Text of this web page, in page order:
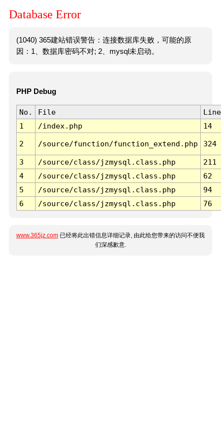
Database Error
(1040) 365建站错误警告：连接数据库失败，可能的原
因：1、数据库密码不对; 2、mysql未启动。
PHP Debug
No. File
Line
1
/index.php 14
2 /source/function/function_extend.php 324
3 /source/class/jzmysql.class.php
211
4
/source/class/jzmysql.class.php
62
5
/source/class/jzmysql.class.php
94
6
/source/class/jzmysql.class.php 76
www.365jz.com 已经将此出错信息详细记录, 由此给您带来的访问不便我
们深感歉意.